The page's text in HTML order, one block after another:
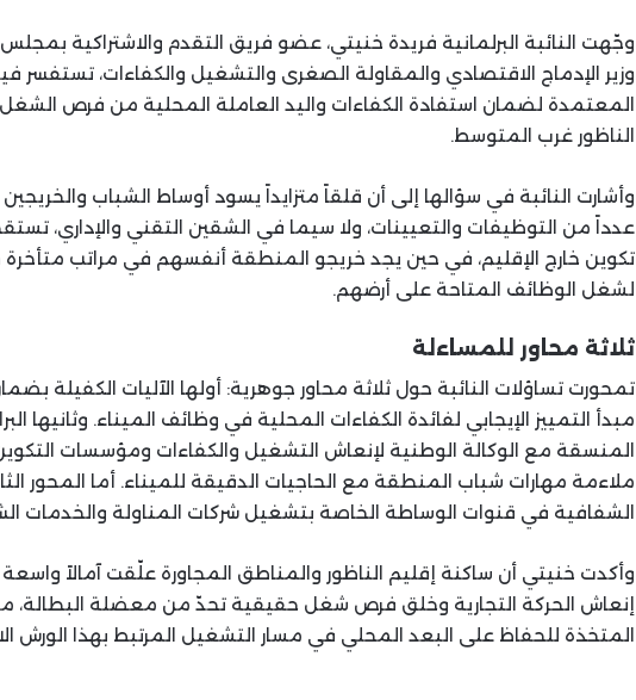
وجّهت النائبة البرلمانية فريدة خنيتي، عضو فريق التقدم والاشتراكية بمجلس
وزير الإدماج الاقتصادي والمقاولة الصغرى والتشغيل والكفاءات، تستفسر
المعتمدة لضمان استفادة الكفاءات واليد العاملة المحلية من فرص الشغل
الناظور غرب المتوسط.
وأشارت النائبة في سؤالها إلى أن قلقاً متزايداً يسود أوساط الشباب والخريجين
عدداً من التوظيفات والتعيينات، ولا سيما في الشقين التقني والإداري،
تكوين خارج الإقليم، في حين يجد خريجو المنطقة أنفسهم في مراتب
لشغل الوظائف المتاحة على أرضهم.
ثلاثة محاور للمساءلة
تمحورت تساؤلات النائبة حول ثلاثة محاور جوهرية: أولها الآليات الكفيلة
مبدأ التمييز الإيجابي لفائدة الكفاءات المحلية في وظائف الميناء. وثانيها
المنسقة مع الوكالة الوطنية لإنعاش التشغيل والكفاءات ومؤسسات
ملاءمة مهارات شباب المنطقة مع الحاجيات الدقيقة للميناء. أما المحور
الشفافية في قنوات الوساطة الخاصة بتشغيل شركات المناولة والخدمات
وأكدت خنيتي أن ساكنة إقليم الناظور والمناطق المجاورة علّقت آمالاً
إنعاش الحركة التجارية وخلق فرص شغل حقيقية تحدّ من معضلة البطالة،
المتخذة للحفاظ على البعد المحلي في مسار التشغيل المرتبط بهذا الورش